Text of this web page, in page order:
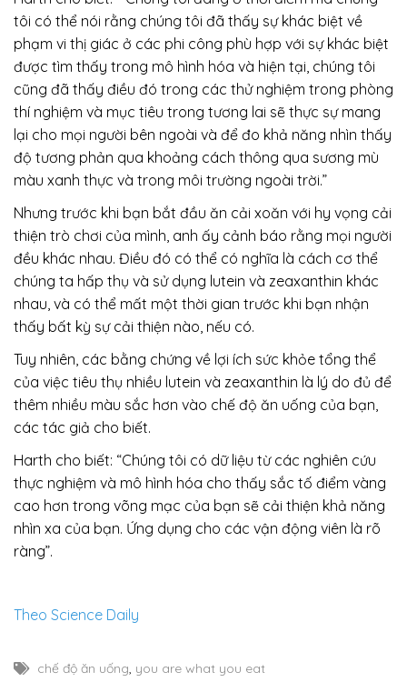
tôi có thể nói rằng chúng tôi đã thấy sự khác biệt về
phạm vi thị giác ở các phi công phù hợp với sự khác biệt
được tìm thấy trong mô hình hóa và hiện tại, chúng tôi
cũng đã thấy điều đó trong các thử nghiệm trong phòng
thí nghiệm và mục tiêu trong tương lai sẽ thực sự mang
lại cho mọi người bên ngoài và để đo khả năng nhìn thấy
độ tương phản qua khoảng cách thông qua sương mù
màu xanh thực và trong môi trường ngoài trời.”
Nhưng trước khi bạn bắt đầu ăn cải xoăn với hy vọng cải
thiện trò chơi của mình, anh ấy cảnh báo rằng mọi người
đều khác nhau. Điều đó có thể có nghĩa là cách cơ thể
chúng ta hấp thụ và sử dụng lutein và zeaxanthin khác
nhau, và có thể mất một thời gian trước khi bạn nhận
thấy bất kỳ sự cải thiện nào, nếu có.
Tuy nhiên, các bằng chứng về lợi ích sức khỏe tổng thể
của việc tiêu thụ nhiều lutein và zeaxanthin là lý do đủ để
thêm nhiều màu sắc hơn vào chế độ ăn uống của bạn,
các tác giả cho biết.
Harth cho biết: “Chúng tôi có dữ liệu từ các nghiên cứu
thực nghiệm và mô hình hóa cho thấy sắc tố điểm vàng
cao hơn trong võng mạc của bạn sẽ cải thiện khả năng
nhìn xa của bạn. Ứng dụng cho các vận động viên là rõ
ràng”.
Theo Science Daily
chế độ ăn uống, you are what you eat